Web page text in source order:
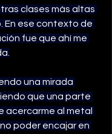
clases más altas
En ese contexto de
fue que ahí me
una mirada
que una parte
acercarme al metal
poder encajar en